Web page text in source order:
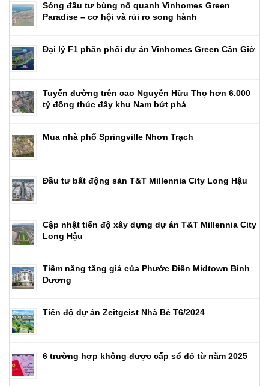
Sóng đầu tư bùng nổ quanh Vinhomes Green
Paradise – cơ hội và rủi ro song hành
Đại lý F1 phân phối dự án Vinhomes Green Cần Giờ
Tuyến đường trên cao Nguyễn Hữu Thọ hơn 6.000
tỷ đồng thúc đẩy khu Nam bứt phá
Mua nhà phố Springville Nhơn Trạch
Đầu tư bất động sản T&T Millennia City Long Hậu
Cập nhật tiến độ xây dựng dự án T&T Millennia City
Long Hậu
Tiềm năng tăng giá của Phước Điền Midtown Bình
Dương
Tiến độ dự án Zeitgeist Nhà Bè T6/2024
6 trường hợp không được cấp sổ đỏ từ năm 2025